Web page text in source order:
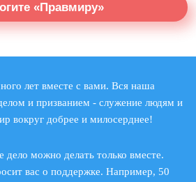
«Правмиру»
лет вместе с вами. Вся наша
и призванием - служение людям и
вокруг добрее и милосерднее!
дело можно делать только вместе.
вас о поддержке. Например, 50